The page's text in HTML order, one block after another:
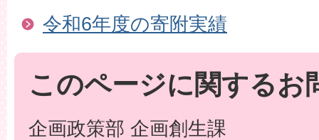
令和6年度の寄附実績
このページに関するお
企画政策部 企画創生課